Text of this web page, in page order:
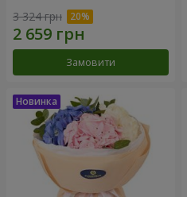
3 324 грн
Замовити